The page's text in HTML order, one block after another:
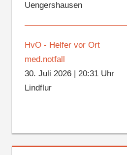
Uengershausen
HvO - Helfer vor Ort
med.notfall
30. Juli 2026| 20:31 Uhr
Lindflur